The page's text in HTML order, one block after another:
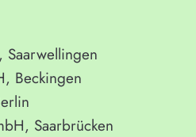
Beckingen
Saarbrücken